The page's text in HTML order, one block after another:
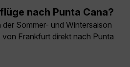
nach Punta Cana?
der Sommer- und Wintersaison
Frankfurt direkt nach Punta